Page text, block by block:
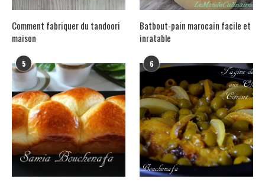
Comment fabriquer du tandoori
maison
Batbout-pain marocain facile et
inratable
5 6